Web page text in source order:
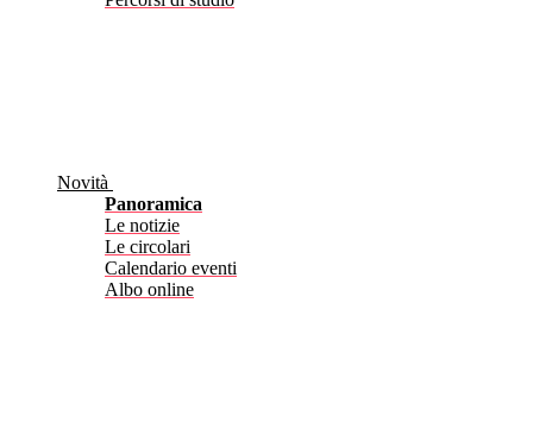
Novità
Panoramica
Le notizie
Le circolari
Calendario eventi
Albo online